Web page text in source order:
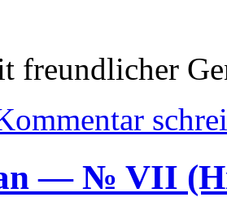
freundlicher
— № VII